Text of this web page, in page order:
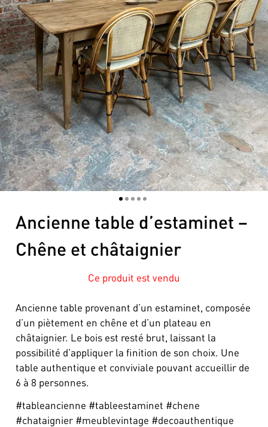
12345
Ancienne table d’estaminet –
Chêne et châtaignier
Ce produit est vendu
Ancienne table provenant d’un estaminet, composée
d’un piètement en chêne et d’un plateau en
châtaignier. Le bois est resté brut, laissant la
possibilité d’appliquer la finition de son choix. Une
table authentique et conviviale pouvant accueillir de
6 à 8 personnes.
#tableancienne #tableestaminet #chene
#chataignier #meublevintage #decoauthentique